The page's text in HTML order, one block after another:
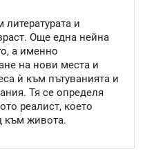
и
Още една нейна
а именно
на нови места и
ѝ към пътуванията и
Тя се определя
реалист, което
към живота.